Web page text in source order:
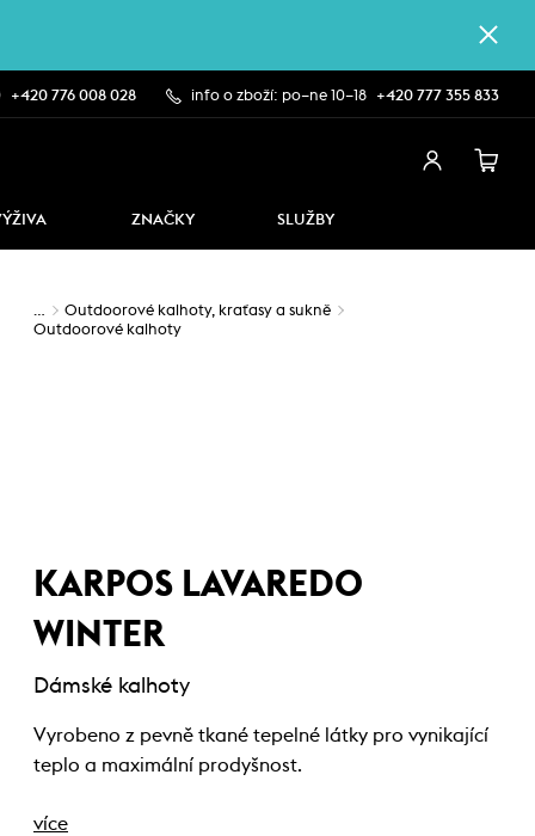
+420 776 008 028 info o zboží: po–ne 10–18 +420 777 355 833
ZNAČKY SLUŽBY
…
Outdoorové kalhoty, kraťasy a sukně
Outdoorové kalhoty
KARPOS LAVAREDO
WINTER
Dámské kalhoty
Vyrobeno z pevně tkané tepelné látky pro vynikající
teplo a maximální prodyšnost.
více